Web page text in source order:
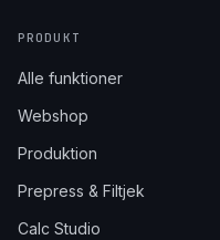
PRODUKT
Alle funktioner
Webshop
Produktion
Prepress & Filtjek
Calc Studio